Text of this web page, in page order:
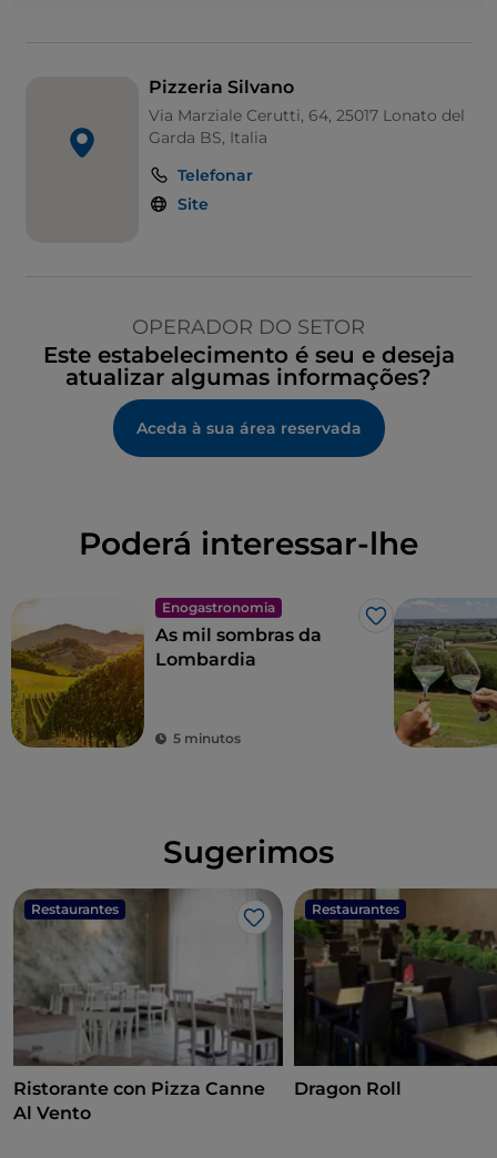
Pizzeria Silvano
Via Marziale Cerutti, 64, 25017 Lonato del
Garda BS, Italia
Telefonar
Site
OPERADOR DO SETOR
Este estabelecimento é seu e deseja
atualizar algumas informações?
Aceda à sua área reservada
Poderá interessar-lhe
Enogastronomia
Gosto
As mil sombras da
Lombardia
5 minutos
Sugerimos
Restaurantes
Gosto
Ristorante con Pizza Canne
Al Vento
Restaurantes
Dragon Roll